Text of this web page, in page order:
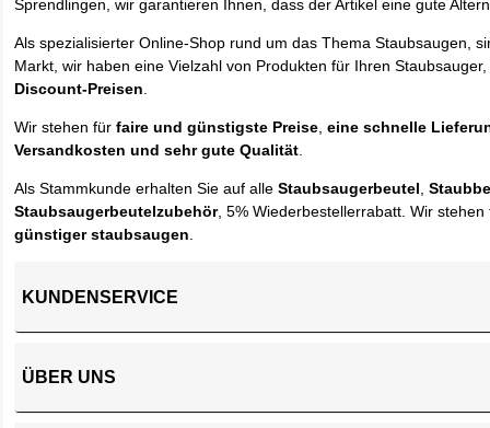
Sprendlingen, wir garantieren Ihnen, dass der Artikel eine gute
Als spezialisierter Online-Shop rund um das Thema Staubsaugen,
Markt, wir haben eine Vielzahl von Produkten für Ihren
Discount-Preisen.
Wir stehen fürfaire und günstigste Preise,eine schnelle
Versandkosten und sehr gute Qualität.
Als Stammkunde erhalten Sie auf alleStaubsaugerbeutel,
Staubsaugerbeutelzubehör, 5% Wiederbestellerrabatt. Wir
günstiger staubsaugen.
KUNDENSERVICE
ÜBER UNS